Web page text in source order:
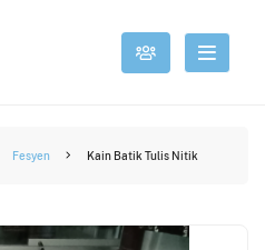
Fesyen Kain Batik Tulis Nitik